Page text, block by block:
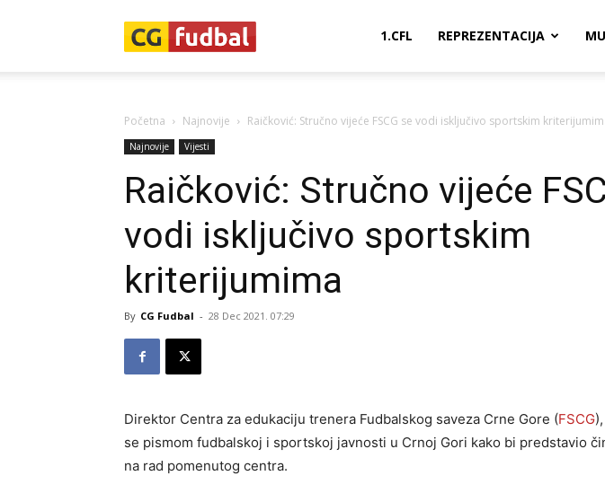
1.CFL REPREZENTACIJA
Početna Najnovije Raičković: Stručno vijeće FSCG se vodi isključivo sportskim
Najnovije Vijesti
Raičković: Stručno vijeće
vodi isključivo sportskim
kriterijumima
By CG Fudbal - 28 Dec 2021. 07:29
Direktor Centra za edukaciju trenera Fudbalskog saveza Crne Gore (FSCG
se pismom fudbalskoj i sportskoj javnosti u Crnoj Gori kako bi predstavio
na rad pomenutog centra.